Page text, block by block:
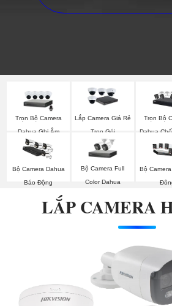
Trọn Bộ Camera
Dahua Ghi Âm
Lắp Camera Giá Rẻ
Trọn Gói
Trọn Bộ
Dahua
Bộ Camera Dahua
Báo Động
Bộ Camera Full
Color Dahua
Bộ
LẮP CAMERA